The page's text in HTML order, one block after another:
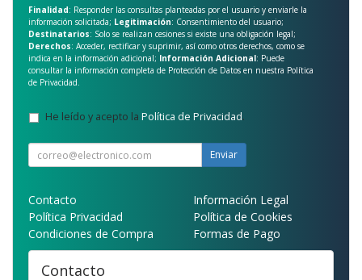
Finalidad: Responder las consultas planteadas por el usuario y enviarle la
información solicitada; Legitimación: Consentimiento del usuario;
Destinatarios: Solo se realizan cesiones si existe una obligación legal;
Derechos: Acceder, rectificar y suprimir, así como otros derechos, como se
indica en la información adicional; Información Adicional: Puede
consultar la información completa de Protección de Datos en nuestra Política
de Privacidad.
He leído y acepto la Política de Privacidad.
Enviar
Contacto
Información Legal
Política Privacidad
Política de Cookies
Condiciones de Compra
Formas de Pago
Contacto